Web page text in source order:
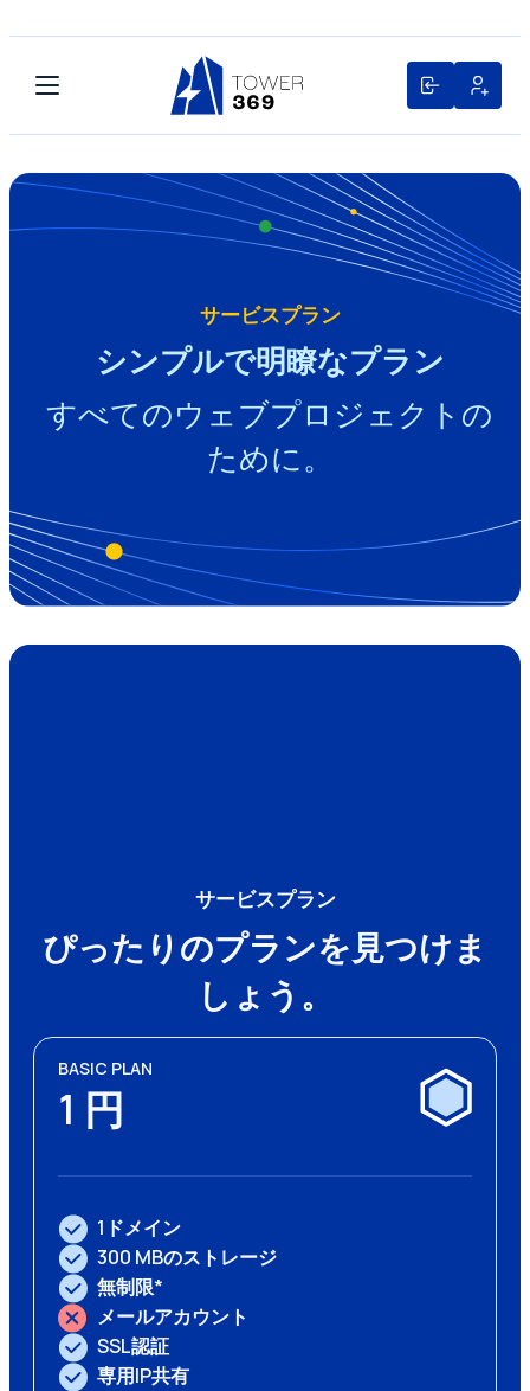
サービスプラン
シンプルで明瞭なプラン
すべてのウェブプロジェクトの
ために。
サービスプラン
ぴったりのプランを見つけま
しょう。
BASIC PLAN
1 円
1ドメイン
300 MBのストレージ
無制限*
メールアカウント
SSL認証
専用IP共有